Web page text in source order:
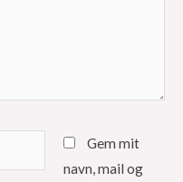
Gem mit
navn, mail og